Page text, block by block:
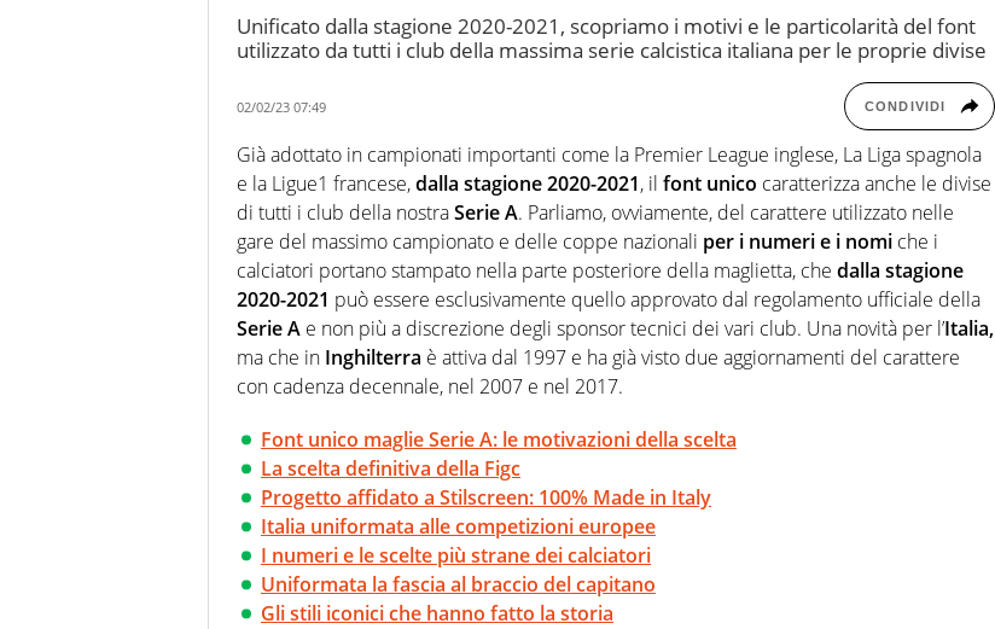
Unificato dalla stagione 2020-2021, scopriamo i motivi e le particolarità del font
utilizzato da tutti i club della massima serie calcistica italiana per le proprie divise
02/02/23 07:49 CONDIVIDI
Già adottato in campionati importanti come la Premier League inglese, La Liga spagnola
e la Ligue1 francese,dalla stagione 2020-2021, il font unico caratterizza anche le divise
di tutti i club della nostraSerie A. Parliamo, ovviamente, del carattere utilizzato nelle
gare del massimo campionato e delle coppe nazionali per i numeri e i nomi che i
calciatori portano stampato nella parte posteriore della maglietta, che dalla stagione
2020-2021 può essere esclusivamente quello approvato dal regolamento ufficiale della
Serie A e non più a discrezione degli sponsor tecnici dei vari club. Una novità per l’Italia,
ma che in Inghilterra è attiva dal 1997 e ha già visto due aggiornamenti del carattere
con cadenza decennale, nel 2007 e nel 2017.
Font unico maglie Serie A: le motivazioni della scelta
La scelta definitiva della Figc
Progetto affidato a Stilscreen: 100% Made in Italy
Italia uniformata alle competizioni europee
I numeri e le scelte più strane dei calciatori
Uniformata la fascia al braccio del capitano
Gli stili iconici che hanno fatto la storia